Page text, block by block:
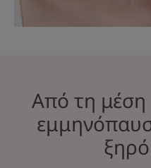
Από τη μέση